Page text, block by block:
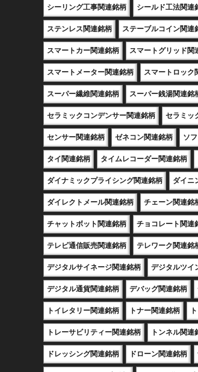
シーリング工事関連銘柄 シールド工法関連
ステンレス関連銘柄 ステーブルコイン関連
スマートカー関連銘柄 スマートグリッド関
スマートメーター関連銘柄 スマートロック
スーパー繊維関連銘柄 スーパー銭湯関連銘
セラミックコンデンサー関連銘柄 セラミッ
センサー関連銘柄 ゼネコン関連銘柄 ソ
タイ関連銘柄 タイムレコーダー関連銘柄
ダイナミックプライシング関連銘柄 ダイニ
ダイレクトメール関連銘柄 チェーン関連銘
チャットボット関連銘柄 チョコレート関連
テレビ通信販売関連銘柄 テレワーク関連銘
デジタルサイネージ関連銘柄 デジタルツイ
デジタル通貨関連銘柄 デバッグ関連銘柄
トイレタリー関連銘柄 トナー関連銘柄
トレーサビリティー関連銘柄 トンネル関連
ドレッシング関連銘柄 ドローン関連銘柄